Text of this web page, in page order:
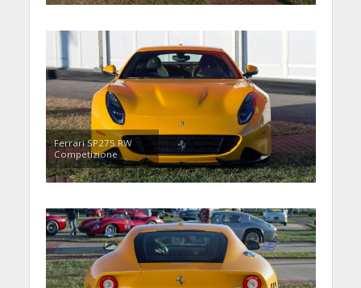
Ferrari SP275 RW
Competizione